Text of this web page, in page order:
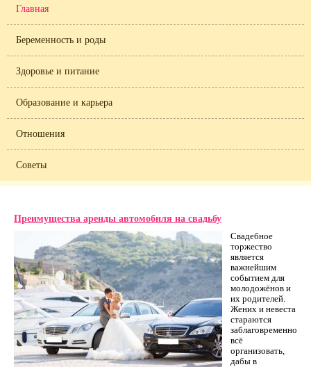
Главная
Беременность и роды
Здоровье и питание
Образование и карьера
Отношения
Советы
Преимущества аренды автомобиля на свадьбу
Свадебное
торжество
является
важнейшим
событием для
молодожёнов и
их родителей.
Жених и невеста
стараются
заблаговременно
всё
организовать,
дабы в